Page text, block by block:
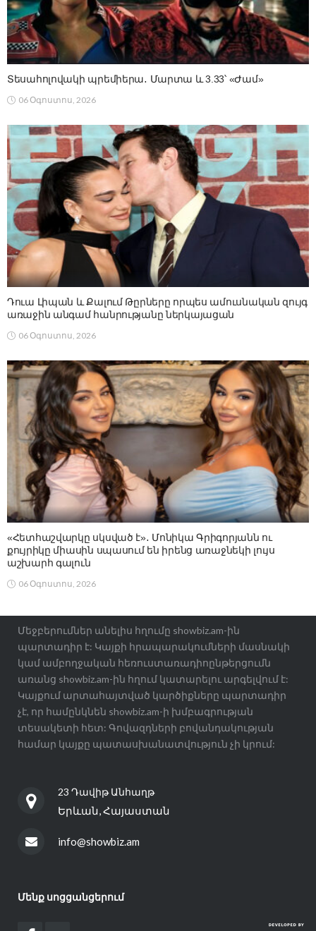
Տեսահոլովակի պրեմիերա․ Մարտա և 3.33՝ «Ժամ»
06 Օգոստոս, 2026
Դուա Լիպան և Քալում Թըրները որպես ամուսնական զույգ
առաջին անգամ հանրությանը ներկայացան
06 Օգոստոս, 2026
«Հետհաշվարկը սկսված է»․ Մոնիկա Գրիգորյանն ու
քույրիկը միասին սպասում են իրենց առաջնեկի լույս
աշխարհ գալուն
06 Օգոստոս, 2026
Մեջբերումներ անելիս հղումը showbiz.am-ին
պարտադիր է: Կայքի հրապարակումների մասնակի
կամ ամբողջական հեռուստառադիոընթերցումն
առանց showbiz.am-ին հղում կատարելու արգելվում է:
Կայքում արտահայտված կարծիքները պարտադիր
չէ, որ համընկնեն showbiz.am-ի խմբագրության
տեսակետի հետ: Գովազդների բովանդակության
համար կայքը պատասխանատվություն չի կրում:
23 Դավիթ Անհաղթ
Երևան, Հայաստան
info@showbiz.am
Մենք սոցցանցերում